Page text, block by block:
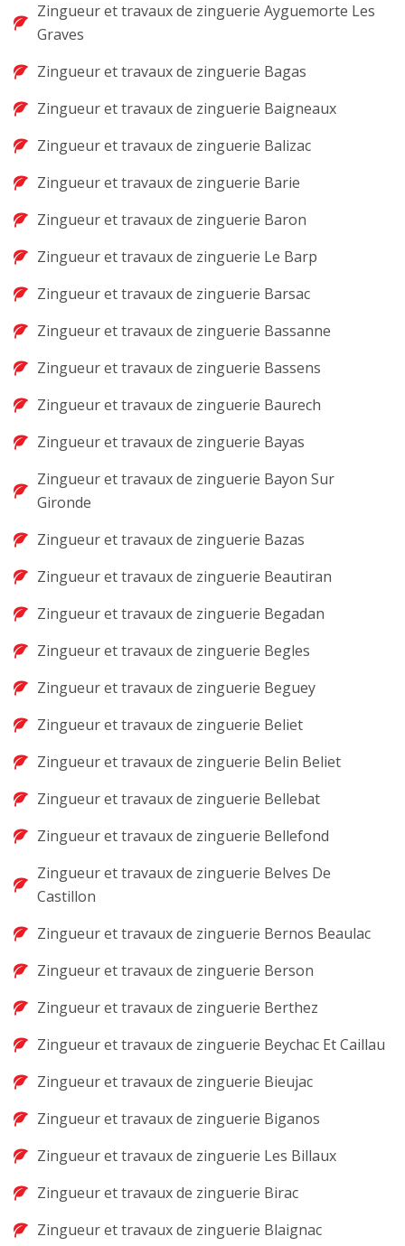
Zingueur et travaux de zinguerie Ayguemorte Les
Graves
Zingueur et travaux de zinguerie Bagas
Zingueur et travaux de zinguerie Baigneaux
Zingueur et travaux de zinguerie Balizac
Zingueur et travaux de zinguerie Barie
Zingueur et travaux de zinguerie Baron
Zingueur et travaux de zinguerie Le Barp
Zingueur et travaux de zinguerie Barsac
Zingueur et travaux de zinguerie Bassanne
Zingueur et travaux de zinguerie Bassens
Zingueur et travaux de zinguerie Baurech
Zingueur et travaux de zinguerie Bayas
Zingueur et travaux de zinguerie Bayon Sur
Gironde
Zingueur et travaux de zinguerie Bazas
Zingueur et travaux de zinguerie Beautiran
Zingueur et travaux de zinguerie Begadan
Zingueur et travaux de zinguerie Begles
Zingueur et travaux de zinguerie Beguey
Zingueur et travaux de zinguerie Beliet
Zingueur et travaux de zinguerie Belin Beliet
Zingueur et travaux de zinguerie Bellebat
Zingueur et travaux de zinguerie Bellefond
Zingueur et travaux de zinguerie Belves De
Castillon
Zingueur et travaux de zinguerie Bernos Beaulac
Zingueur et travaux de zinguerie Berson
Zingueur et travaux de zinguerie Berthez
Zingueur et travaux de zinguerie Beychac Et Caillau
Zingueur et travaux de zinguerie Bieujac
Zingueur et travaux de zinguerie Biganos
Zingueur et travaux de zinguerie Les Billaux
Zingueur et travaux de zinguerie Birac
Zingueur et travaux de zinguerie Blaignac